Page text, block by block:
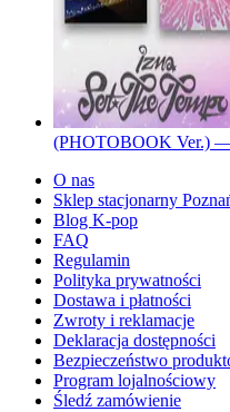
(PHOTOBOOK Ver.)
O nas
Sklep stacjonarny
Blog K-pop
FAQ
Regulamin
Polityka prywatności
Dostawa i płatności
Zwroty i reklamacje
Deklaracja dostępności
Bezpieczeństwo
Program lojalnościowy
Śledź zamówienie